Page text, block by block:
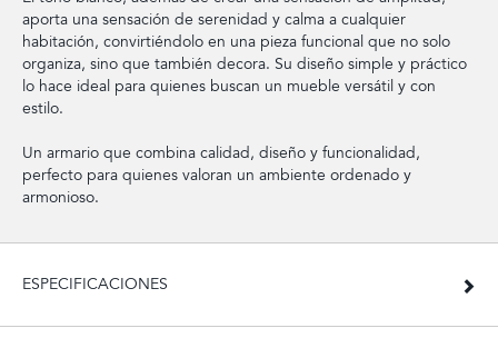
aporta una sensación de serenidad y calma a cualquier
habitación, convirtiéndolo en una pieza funcional que no solo
organiza, sino que también decora. Su diseño simple y práctico
lo hace ideal para quienes buscan un mueble versátil y con
estilo.
Un armario que combina calidad, diseño y funcionalidad,
perfecto para quienes valoran un ambiente ordenado y
armonioso.
ESPECIFICACIONES